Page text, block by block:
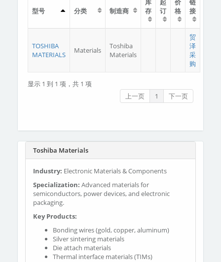
型号 分类 制造商
库
存
起
订
价
格
链
接
TOSHIBA
MATERIALS
Materials
Toshiba
Materials
贸
泽
采
购
显示 1 到 1 项，共 1 项
上一页
1 下一页
Toshiba Materials
Industry: Electronic Materials & Components
Specialization: Advanced materials for
semiconductors, power devices, and electronic
packaging.
Key Products:
Bonding wires (gold, copper, aluminum)
Silver sintering materials
Die attach materials
Thermal interface materials (TIMs)